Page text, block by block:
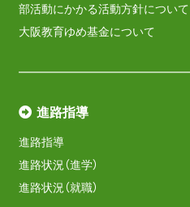
部活動にかかる活動方針について
大阪教育ゆめ基金について
進路指導
進路指導
進路状況（進学）
進路状況（就職）